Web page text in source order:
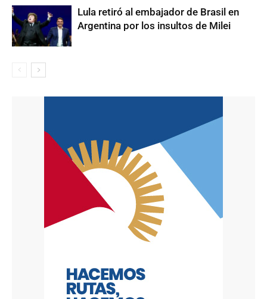
Lula retiró al embajador de Brasil en
Argentina por los insultos de Milei